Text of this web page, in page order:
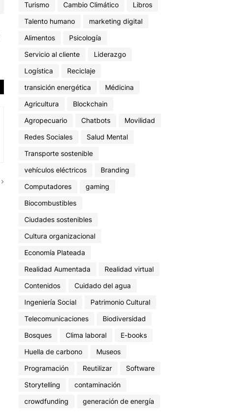
Turismo
Cambio Climático
Libros
Talento humano
marketing digital
Alimentos
Psicología
Servicio al cliente
Liderazgo
Logística
Reciclaje
transición energética
Médicina
Agricultura
Blockchain
Agropecuario
Chatbots
Movilidad
Redes Sociales
Salud Mental
Transporte sostenible
vehículos eléctricos
Branding
Computadores
gaming
Biocombustibles
Ciudades sostenibles
Cultura organizacional
Economía Plateada
Realidad Aumentada
Realidad virtual
Contenidos
Cuidado del agua
Ingeniería Social
Patrimonio Cultural
Telecomunicaciones
Biodiversidad
Bosques
Clima laboral
E-books
Huella de carbono
Museos
Programación
Reutilizar
Software
Storytelling
contaminación
crowdfunding
generación de energía